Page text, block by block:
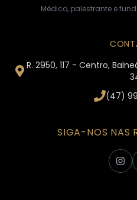
Médico, palestrante e
R. 2950, 117 - Centro,
(47)
SIGA-NOS NAS